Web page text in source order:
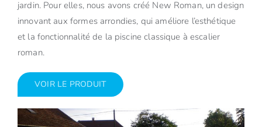
jardin. Pour elles, nous avons créé New Roman, un design
innovant aux formes arrondies, qui améliore l’esthétique
et la fonctionnalité de la piscine classique à escalier
roman.
VOIR LE PRODUIT